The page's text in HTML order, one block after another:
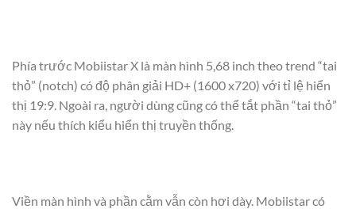
Phía trước Mobiistar X là màn hình 5,68 inch theo trend “tai
thỏ” (notch) có độ phân giải HD+ (1600 x720) với tỉ lệ hiển
thị 19:9. Ngoài ra, người dùng cũng có thể tắt phần “tai thỏ”
này nếu thích kiểu hiển thị truyền thống.
Viền màn hình và phần cằm vẫn còn hơi dày. Mobiistar có